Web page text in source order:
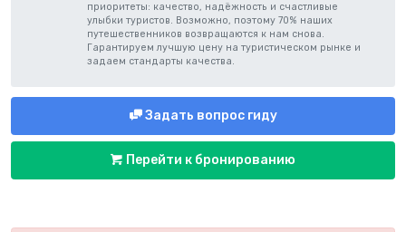
приоритеты: качество, надёжность и счастливые
улыбки туристов. Возможно, поэтому 70% наших
путешественников возвращаются к нам снова.
Гарантируем лучшую цену на туристическом рынке и
задаем стандарты качества.
Задать вопрос гиду
Перейти к бронированию